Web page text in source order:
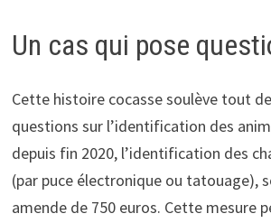
Un cas qui pose
Cette histoire cocasse soulève tout
questions sur l’identification des
depuis fin 2020, l’identification des
(par puce électronique ou tatouage),
amende de 750 euros. Cette mesure